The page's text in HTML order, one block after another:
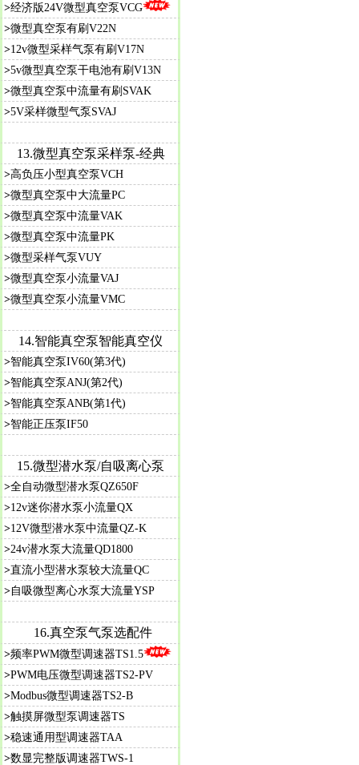
>经济版24V微型真空泵VCG
>微型真空泵有刷V22N
>12v微型采样气泵有刷V17N
>5v微型真空泵干电池有刷V13N
>微型真空泵中流量有刷SVAK
>5V采样微型气泵SVAJ
13.微型真空泵采样泵-经典
>高负压小型真空泵VCH
>微型真空泵中大流量PC
>微型真空泵中流量VAK
>微型真空泵中流量PK
>微型采样气泵VUY
>微型真空泵小流量VAJ
>微型真空泵小流量VMC
14.智能真空泵智能真空仪
>智能真空泵IV60(第3代)
>智能真空泵ANJ(第2代)
>智能真空泵ANB(第1代)
>智能正压泵IF50
15.微型潜水泵/自吸离心泵
>全自动微型潜水泵QZ650F
>12v迷你潜水泵小流量QX
>12V微型潜水泵中流量QZ-K
>24v潜水泵大流量QD1800
>直流小型潜水泵较大流量QC
>自吸微型离心水泵大流量YSP
16.真空泵气泵选配件
>频率PWM微型调速器TS1.5
>PWM电压微型调速器TS2-PV
>Modbus微型调速器TS2-B
>触摸屏微型泵调速器TS
>稳速通用型调速器TAA
>数显完整版调速器TWS-1